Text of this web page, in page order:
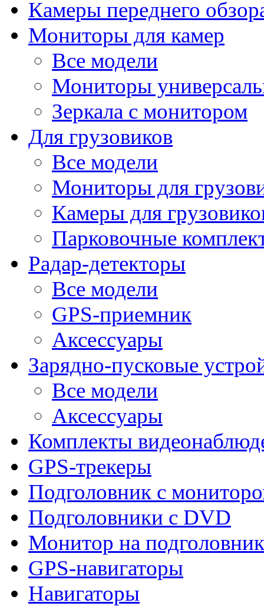
Камеры переднего
Мониторы для камер
Все модели
Мониторы
Зеркала с монитором
Для грузовиков
Все модели
Мониторы для
Камеры для
Парковочные
Радар-детекторы
Все модели
GPS-приемник
Аксессуары
Зарядно-пусковые
Все модели
Аксессуары
Комплекты
GPS-трекеры
Подголовник с
Подголовники с DVD
Монитор на подголовник
GPS-навигаторы
Навигаторы